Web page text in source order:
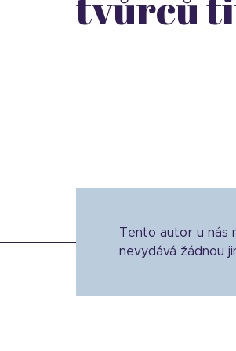
Tento autor u nás
nevydává žádnou